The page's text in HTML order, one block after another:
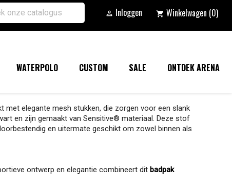
 Inloggen shopping_cart Winkelwagen (0)
WATERPOLO CUSTOM SALE ONTDEK ARENA
met elegante mesh stukken, die zorgen voor een slank
en zijn gemaakt van Sensitive® materiaal. Deze stof
en uitermate geschikt om zowel binnen als
ontwerp en elegantie combineert dit badpak